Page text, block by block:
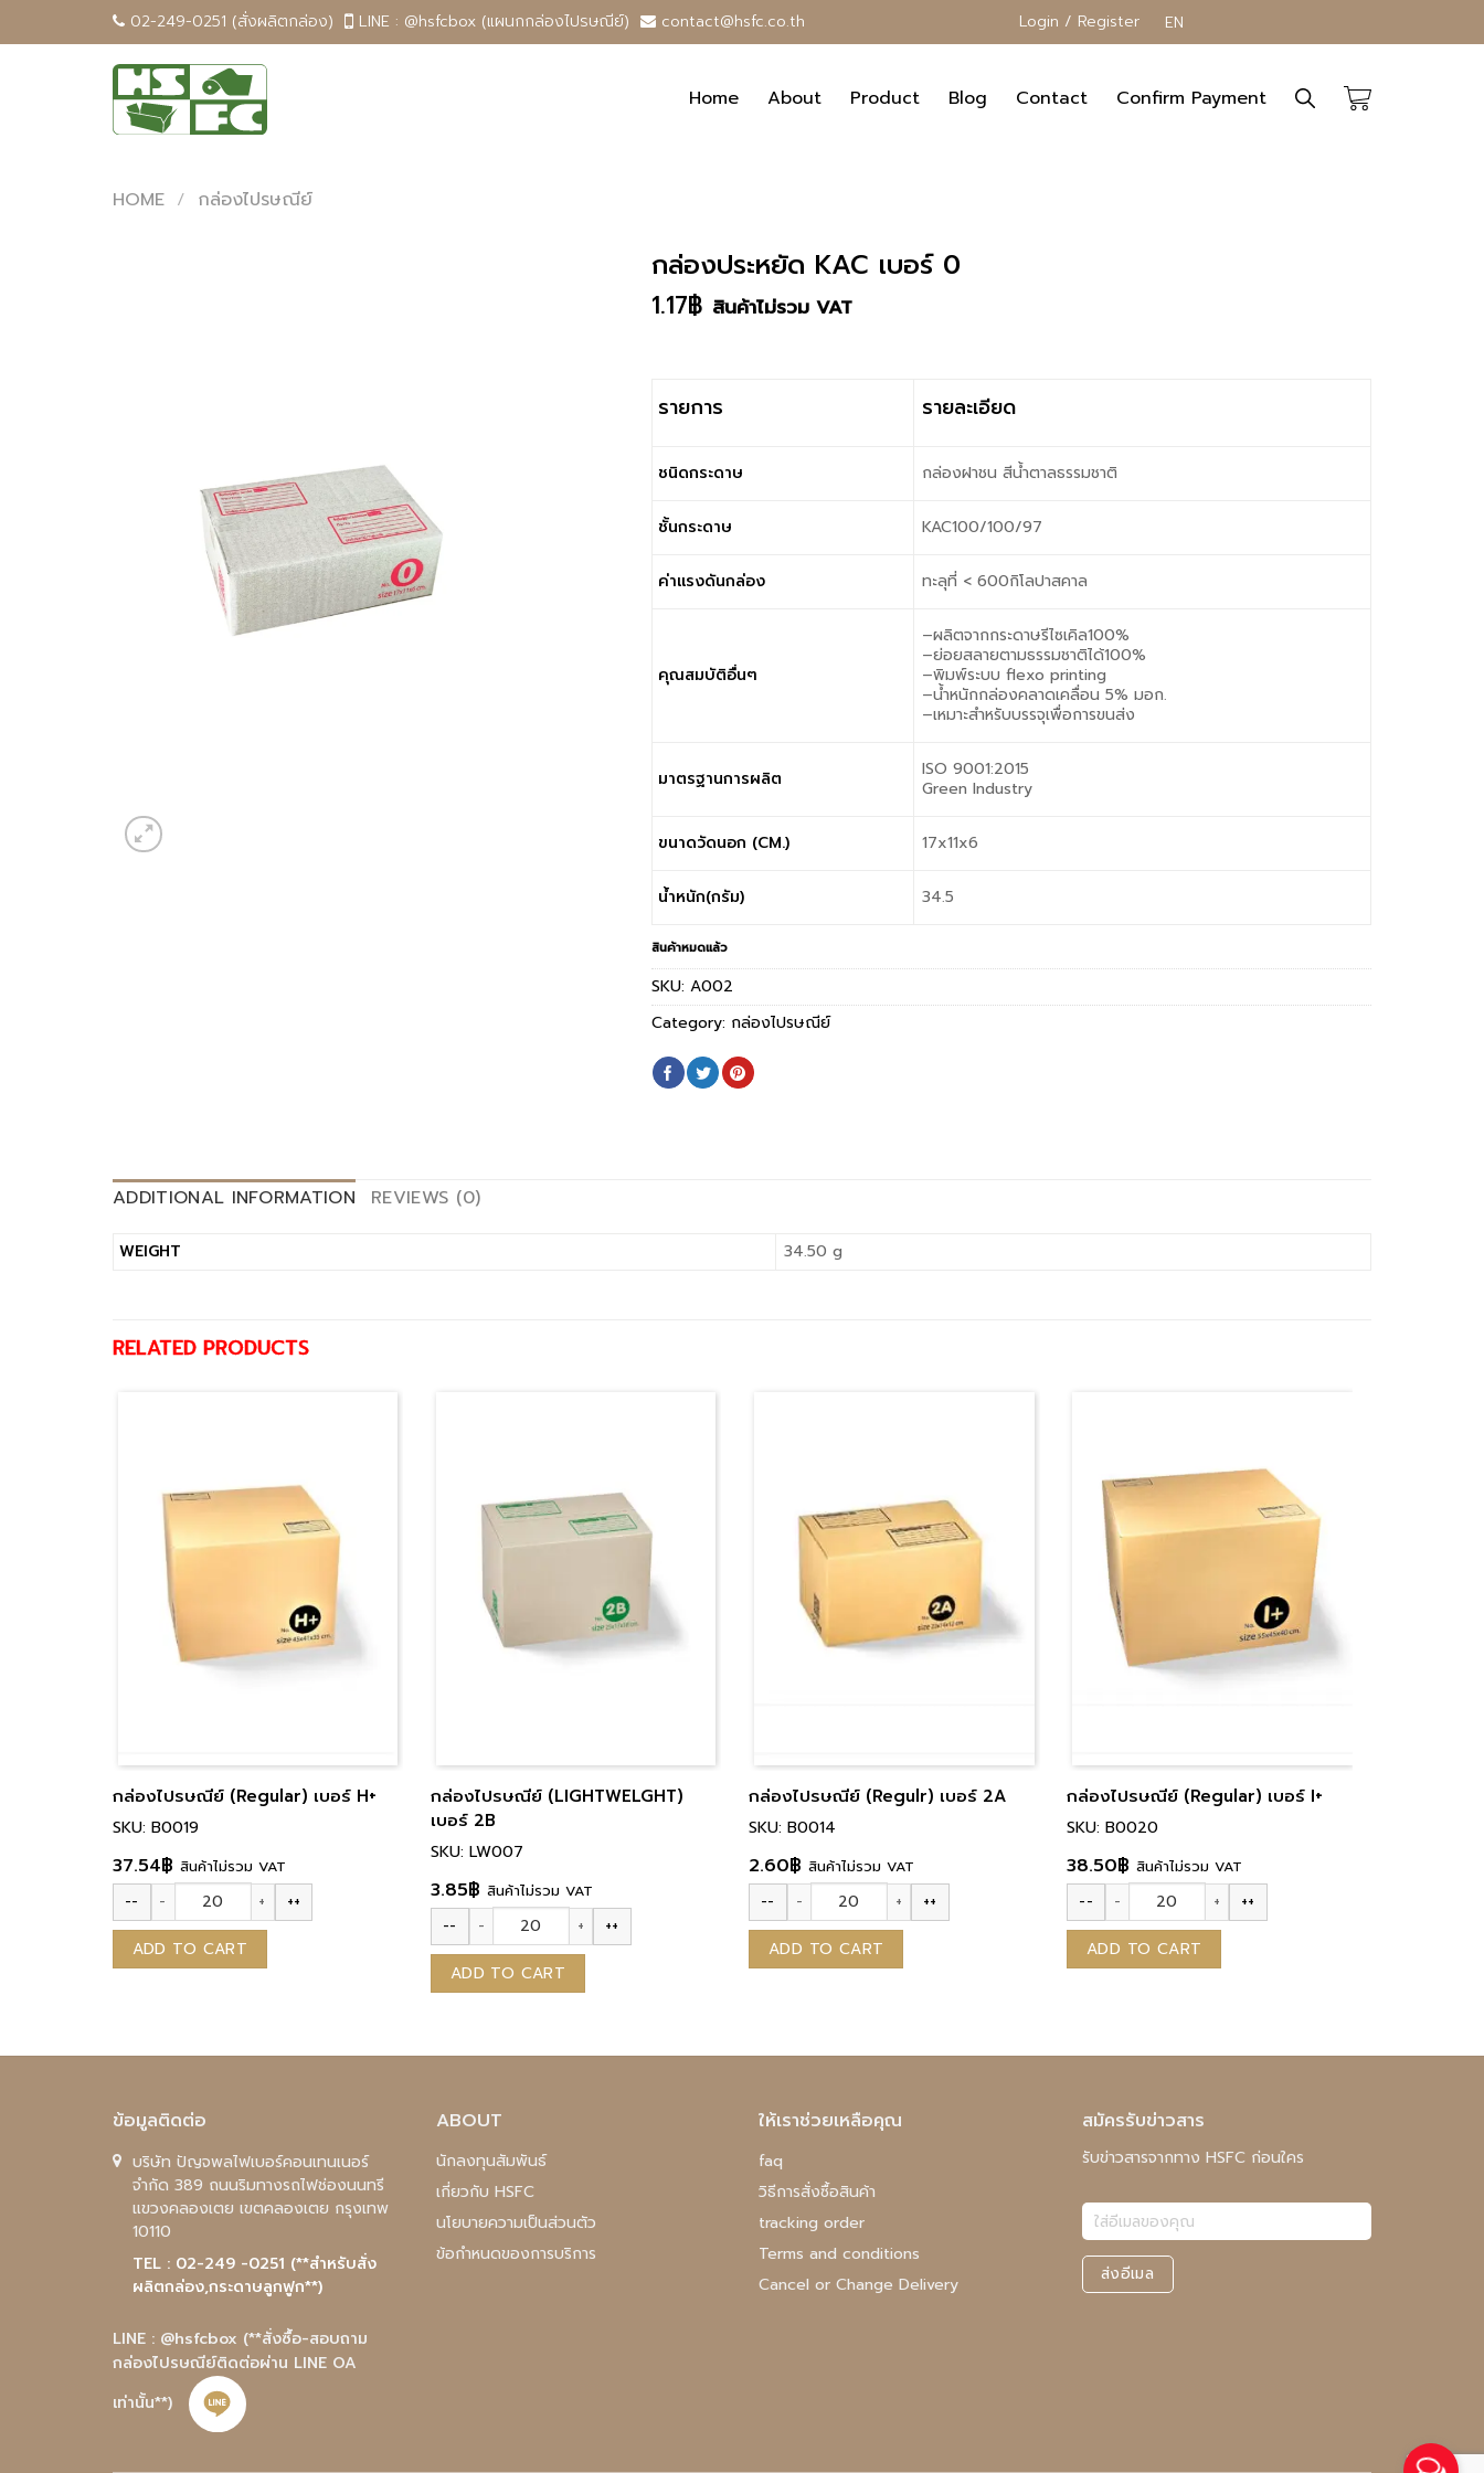
02-249-0251 (สั่งผลิตกล่อง) LINE : @hsfcbox (แผนกกล่องไปรษณีย์) contact@hsfc.co.th Login / Register EN
Home About Product Blog Contact Confirm Payment
HOME / กล่องไปรษณีย์
กล่องประหยัด KAC เบอร์ 0
1.17฿ สินค้าไม่รวม VAT
รายการ รายละเอียด
ชนิดกระดาษ กล่องฝาชน สีนํ้าตาลธรรมชาติ
ชั้นกระดาษ KAC100/100/97
ค่าแรงดันกล่อง ทะลุที่ < 600กิโลปาสคาล
คุณสมบัติอื่นๆ
–ผลิตจากกระดาษรีไซเคิล100%
–ย่อยสลายตามธรรมชาติได้100%
–พิมพ์ระบบ flexo printing
–นํ้าหนักกล่องคลาดเคลื่อน 5% มอก.
–เหมาะสําหรับบรรจุเพื่อการขนส่ง
มาตรฐานการผลิต
ISO 9001:2015
Green Industry
ขนาดวัดนอก (CM.) 17x11x6
น้ำหนัก(กรัม) 34.5
สินค้าหมดแล้ว
SKU: A002
Category: กล่องไปรษณีย์
ADDITIONAL INFORMATION REVIEWS (0)
WEIGHT 34.50 g
RELATED PRODUCTS
กล่องไปรษณีย์ (Regular) เบอร์ H+
SKU: B0019
37.54฿ สินค้าไม่รวม VAT
--
กล่องไปรษณีย์ (Regular) เบอร์ H+ quantity
++
ADD TO CART
กล่องไปรษณีย์ (LIGHTWELGHT)
เบอร์ 2B
SKU: LW007
3.85฿ สินค้าไม่รวม VAT
--
กล่องไปรษณีย์ (LIGHTWELGHT) เบอร์ 2B quantity
++
ADD TO CART
กล่องไปรษณีย์ (Regulr) เบอร์ 2A
SKU: B0014
2.60฿ สินค้าไม่รวม VAT
--
กล่องไปรษณีย์ (Regulr) เบอร์ 2A quantity
++
ADD TO CART
กล่องไปรษณีย์ (Regular) เบอร์ I+
SKU: B0020
38.50฿ สินค้าไม่รวม VAT
--
กล่องไปรษณีย์ (Regular) เบอร์ I+ quantity
++
ADD TO CART
ข้อมูลติดต่อ
บริษัท ปัญจพลไฟเบอร์คอนเทนเนอร์
จำกัด 389 ถนนริมทางรถไฟช่องนนทรี
แขวงคลองเตย เขตคลองเตย กรุงเทพ
10110
TEL : 02-249 -0251 (**สำหรับสั่ง
ผลิตกล่อง,กระดาษลูกฟูก**)
LINE : @hsfcbox (**สั่งซื้อ-สอบถาม
กล่องไปรษณีย์ติดต่อผ่าน LINE OA
เท่านั้น**)
ABOUT
นักลงทุนสัมพันธ์
เกี่ยวกับ HSFC
นโยบายความเป็นส่วนตัว
ข้อกำหนดของการบริการ
ให้เราช่วยเหลือคุณ
faq
วิธีการสั่งซื้อสินค้า
tracking order
Terms and conditions
Cancel or Change Delivery
สมัครรับข่าวสาร
รับข่าวสารจากทาง HSFC ก่อนใคร